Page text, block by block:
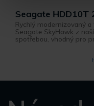
Seagate HDD10T
Rychlý modernizovaný
Seagate SkyHawk z
spotřebou, vhodný pro